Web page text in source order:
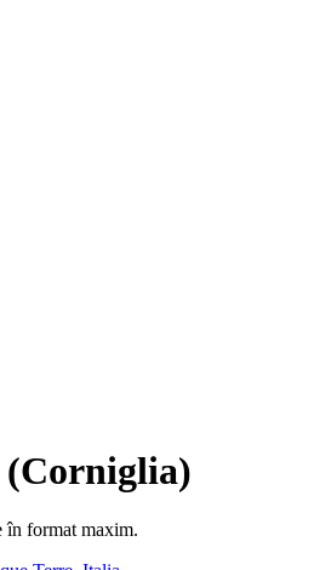
în format maxim.